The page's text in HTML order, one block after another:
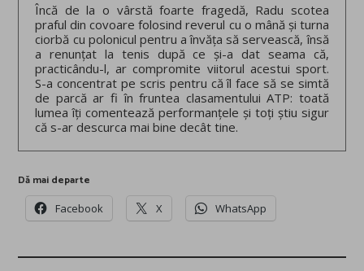
Încă de la o vârstă foarte fragedă, Radu scotea
praful din covoare folosind reverul cu o mână și turna
ciorbă cu polonicul pentru a învăța să servească, însă
a renunțat la tenis după ce și-a dat seama că,
practicându-l, ar compromite viitorul acestui sport.
S-a concentrat pe scris pentru că îl face să se simtă
de parcă ar fi în fruntea clasamentului ATP: toată
lumea îți comentează performanțele și toți știu sigur
că s-ar descurca mai bine decât tine.
Dă mai departe
Facebook X WhatsApp